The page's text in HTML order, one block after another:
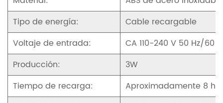
Tipo de energía:
Cable recargable
Voltaje de entrada:
CA 110-240 V 50 Hz/60
Producción:
3W
Tiempo de recarga:
Aproximadamente 8